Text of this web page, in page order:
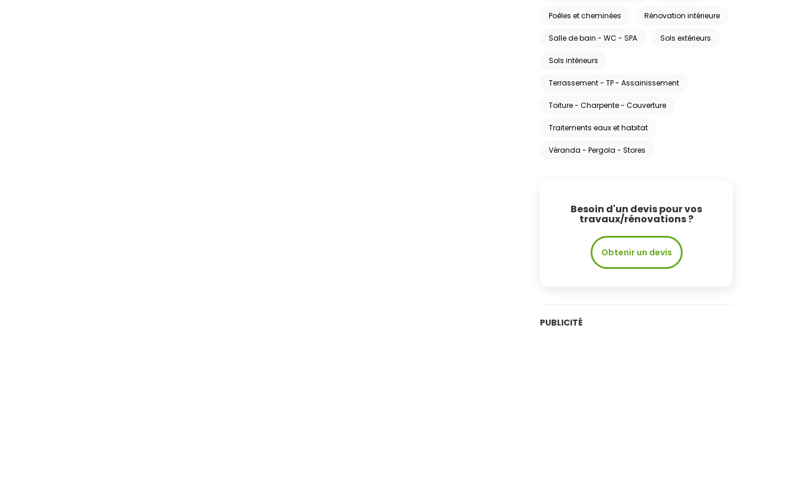
Poêles et cheminées Rénovation intérieure
Salle de bain - WC - SPA Sols extérieurs
Sols intérieurs
Terrassement - TP - Assainissement
Toiture - Charpente - Couverture
Traitements eaux et habitat
Véranda - Pergola - Stores
Besoin d'un devis pour vos
travaux/rénovations ?
Obtenir un devis
PUBLICITÉ